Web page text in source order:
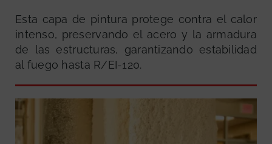
Esta capa de pintura protege contra el calor
intenso, preservando el acero y la armadura
de las estructuras, garantizando estabilidad
al fuego hasta R/EI-120.